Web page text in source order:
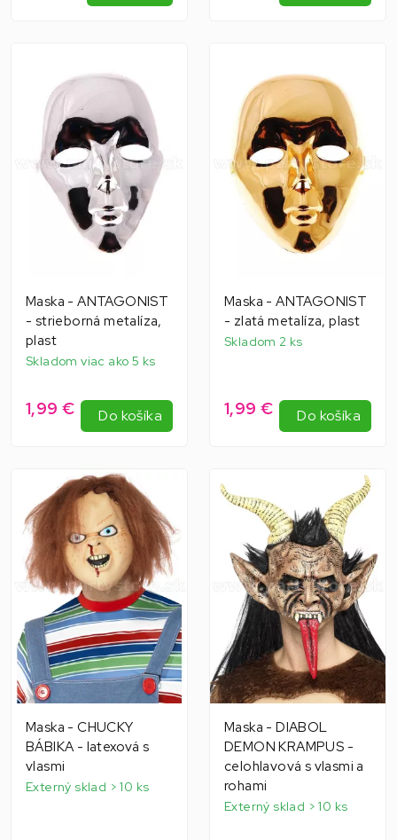
Maska - ANTAGONIST
- strieborná metalíza,
plast
Skladom viac ako 5 ks
1,99 € Do košíka
Maska - ANTAGONIST
- zlatá metalíza, plast
Skladom 2 ks
1,99 € Do košíka
Maska - CHUCKY
BÁBIKA - latexová s
vlasmi
Externý sklad > 10 ks
Maska - DIABOL
DEMON KRAMPUS -
celohlavová s vlasmi a
rohami
Externý sklad > 10 ks